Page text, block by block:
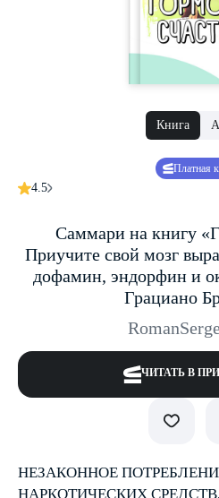
Книга
Платная
4.5
Саммари на книгу
Приучите свой мозг
дофамин, эндорфин и
Грациано
ЧИТАТЬ В
НЕЗАКОННОЕ
НАРКОТИЧЕСКИХ